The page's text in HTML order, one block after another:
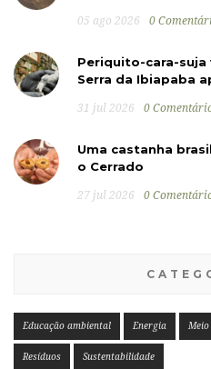
05 ago 2026 0
Periquito-cara-
Serra da Ibiapaba
31 jul 2026 0
Uma castanha
o Cerrado
27 jul 2026 0
Educação ambiental Energia
Resíduos Sustentabilidade